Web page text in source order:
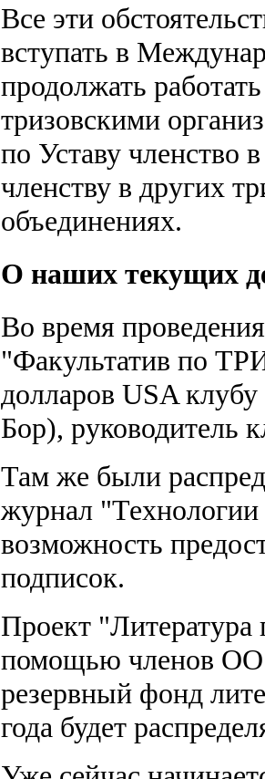
Все эти
вступать в
продолжать
тризовскими
по Уставу
членству в других
объединениях.
О наших текущих
Во время
"Факультатив по
долларов USA
Бор), руководитель
Там же были
журнал "Технологии
возможность
подписок.
Проект
помощью членов
резервный фонд
года будет